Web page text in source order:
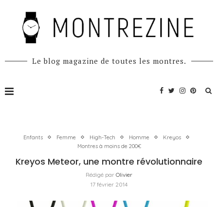
Le blog magazine de toutes les montres.
Enfants Femme High-Tech Homme
Kreyos
Montres à moins de 200€
Kreyos Meteor, une montre révolutionnaire
Rédigé par Olivier
17 février 2014